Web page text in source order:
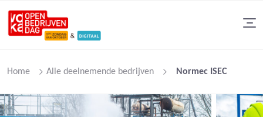
Home Alle deelnemende bedrijven Normec ISEC